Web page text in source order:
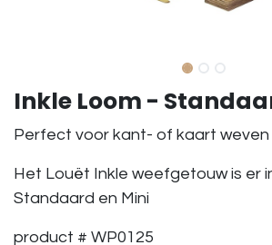
Inkle Loom -
Perfect voor kant- of kaart weven
Het Louët Inkle weefgetouw is er
Standaard en Mini
product # WP0125